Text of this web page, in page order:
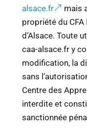
alsace.fr
mais
propriété du
d’Alsace. Toute
caa-alsace.fr y
modification, la
sans
Centre des
interdite et
sanctionnée